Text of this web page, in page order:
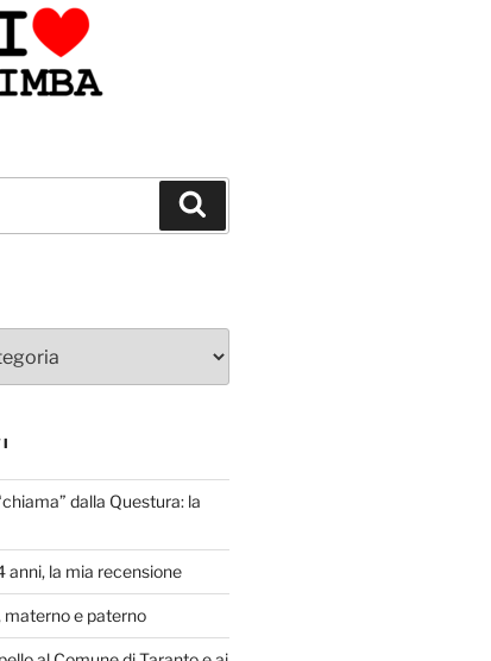
dalla Questura: la
anni, la mia recensione
materno e paterno